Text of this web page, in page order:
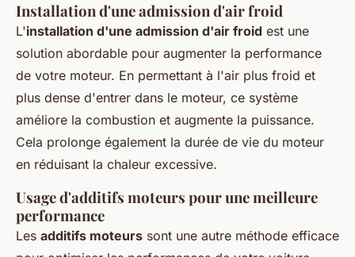
Installation d'une admission d'air froid
L'installation d'une admission d'air froid est une
solution abordable pour augmenter la performance
de votre moteur. En permettant à l'air plus froid et
plus dense d'entrer dans le moteur, ce système
améliore la combustion et augmente la puissance.
Cela prolonge également la durée de vie du moteur
en réduisant la chaleur excessive.
Usage d'additifs moteurs pour une meilleure
performance
Les additifs moteurs sont une autre méthode efficace